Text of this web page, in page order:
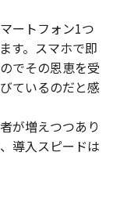
ートフォン1つ
す。スマホで即
でその恩恵を受
ているのだと感
が増えつつあり
導入スピードは